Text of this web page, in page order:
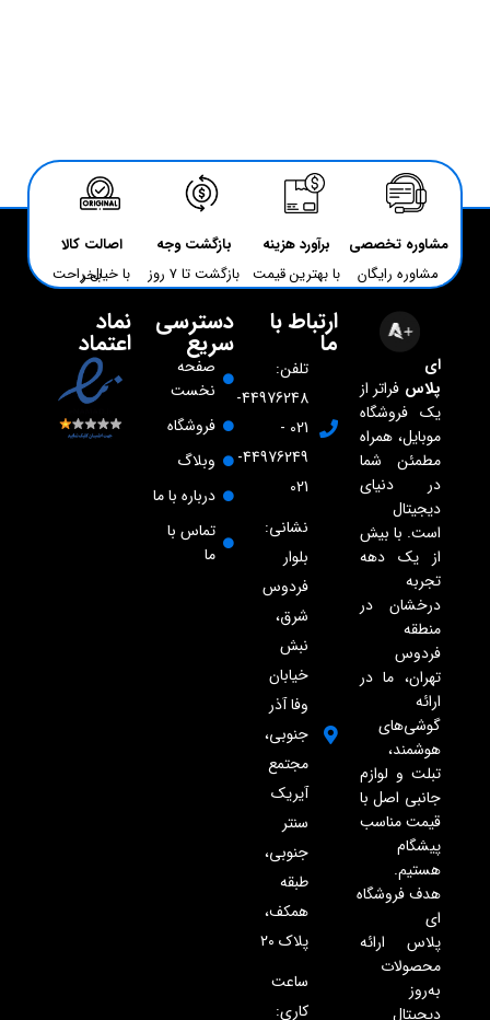
مشاوره تخصصی
مشاوره رایگان
برآورد هزینه
با بهترین قیمت
بازگشت وجه
بازگشت تا 7 روز
اصالت کالا
با خیال راحت بخر
ای
پلاس فراتر از
یک فروشگاه
موبایل، همراه
مطمئن شما
در دنیای
دیجیتال
است. با بیش
از یک دهه
تجربه
درخشان در
منطقه
فردوس
تهران، ما در
ارائه
گوشی‌های
هوشمند،
تبلت و لوازم
جانبی اصل با
قیمت مناسب
پیشگام
هستیم.
هدف فروشگاه
ای
پلاس ارائه
محصولات
به‌روز
دیجیتال
ارتباط با
ما
تلفن:
44976248-
021 -
44976249-
021
نشانی:
بلوار
فردوس
شرق،
نبش
خیابان
وفا آذر
جنوبی،
مجتمع
آیریک
سنتر
جنوبی،
طبقه
همکف،
پلاک ۲۰
ساعت
کاری:
دسترسی
سریع
صفحه
نخست
فروشگاه
وبلاگ
درباره با ما
تماس با
ما
نماد
اعتماد